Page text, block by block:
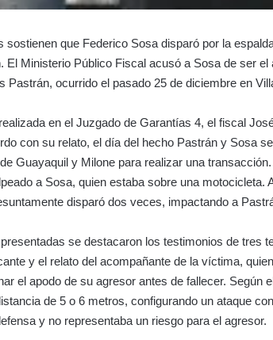
sostienen que Federico Sosa disparó por la
El Ministerio Público Fiscal acusó a Sosa de ser el
Pastrán, ocurrido el pasado 25 de diciembre en
en el Juzgado de Garantías 4, el fiscal
con su relato, el día del hecho Pastrán y Sosa
Guayaquil y Milone para realizar una
a Sosa, quien estaba sobre una motocicleta.
disparó dos veces, impactando a
se destacaron los testimonios de tres
y el relato del acompañante de la víctima,
el apodo de su agresor antes de fallecer. Según
de 5 o 6 metros, configurando un ataque
y no representaba un riesgo para el agresor.